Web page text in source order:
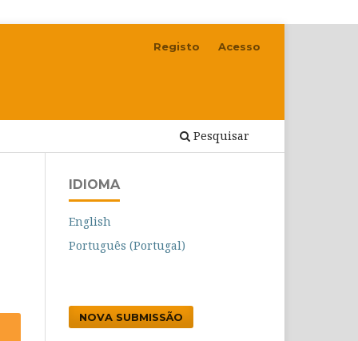
Pesquisar
Registo Acesso
IDIOMA
English
Português (Portugal)
NOVA SUBMISSÃO